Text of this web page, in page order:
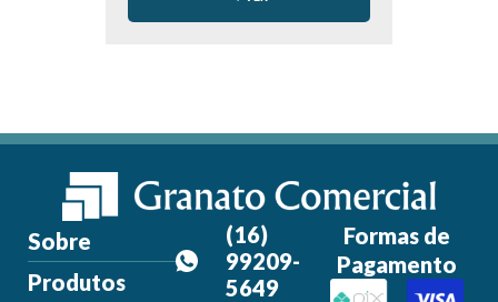
Sobre
Produtos
(16)
99209-
5649
Formas de
Pagamento